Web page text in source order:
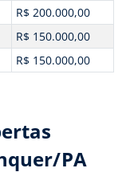
R$ 200.000,00
R$ 150.000,00
R$ 150.000,00
PA